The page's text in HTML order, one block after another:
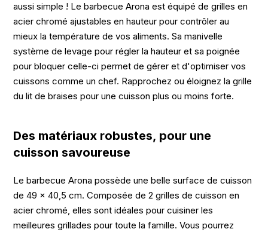
aussi simple ! Le barbecue Arona est équipé de grilles en
acier chromé ajustables en hauteur pour contrôler au
mieux la température de vos aliments. Sa manivelle
système de levage pour régler la hauteur et sa poignée
pour bloquer celle-ci permet de gérer et d'optimiser vos
cuissons comme un chef. Rapprochez ou éloignez la grille
du lit de braises pour une cuisson plus ou moins forte.
Des matériaux robustes, pour une
cuisson savoureuse
Le barbecue Arona possède une belle surface de cuisson
de 49 x 40,5 cm. Composée de 2 grilles de cuisson en
acier chromé, elles sont idéales pour cuisiner les
meilleures grillades pour toute la famille. Vous pourrez